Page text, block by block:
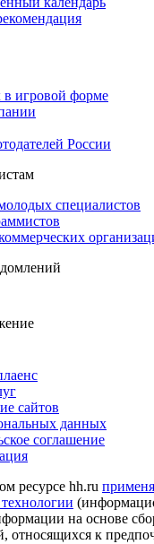
игровой форме
России
специалистов
сайтов
данных
соглашение
ресурсе hh.ru
на основе
относящихся к